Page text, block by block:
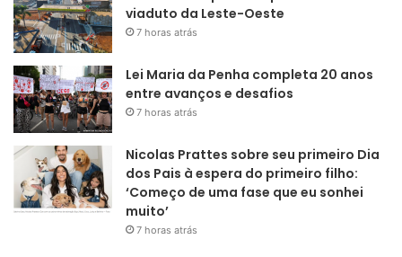
viaduto da Leste-Oeste
7 horas atrás
Lei Maria da Penha completa 20 anos
entre avanços e desafios
7 horas atrás
Nicolas Prattes sobre seu primeiro Dia
dos Pais à espera do primeiro filho:
‘Começo de uma fase que eu sonhei
muito’
7 horas atrás